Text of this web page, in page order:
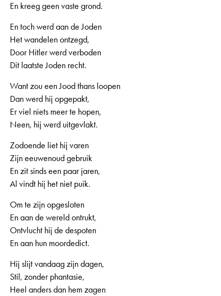
En kreeg geen vaste grond.
En toch werd aan de Joden
Het wandelen ontzegd,
Door Hitler werd verboden
Dit laatste Joden recht.
Want zou een Jood thans loopen
Dan werd hij opgepakt,
Er viel niets meer te hopen,
Neen, hij werd uitgevlakt.
Zodoende liet hij varen
Zijn eeuwenoud gebruik
En zit sinds een paar jaren,
Al vindt hij het niet puik.
Om te zijn opgesloten
En aan de wereld ontrukt,
Ontvlucht hij de despoten
En aan hun moordedict.
Hij slijt vandaag zijn dagen,
Stil, zonder phantasie,
Heel anders dan hem zagen